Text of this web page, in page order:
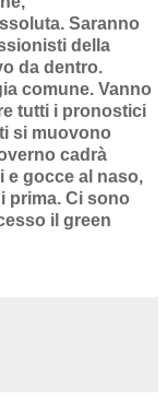
Saranno
della
da dentro.
comune. Vanno
tutti i pronostici
si muovono
cadrà
e gocce al naso,
prima. Ci sono
il green